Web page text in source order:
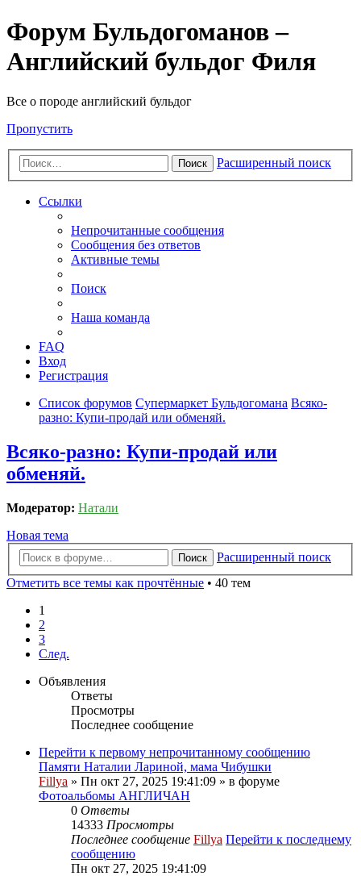
Форум Бульдогоманов –
Английский бульдог Филя
Все о породе английский бульдог
Пропустить
Поиск Расширенный поиск
Ссылки
Непрочитанные сообщения
Сообщения без ответов
Активные темы
Поиск
Наша команда
FAQ
Вход
Регистрация
Список форумов Супермаркет Бульдогомана Всяко-
разно: Купи-продай или обменяй.
Всяко-разно: Купи-продай или
обменяй.
Модератор: Натали
Новая тема
Поиск
Расширенный поиск
Отметить все темы как прочтённые • 40 тем
1
2
3
След.
Объявления
Ответы
Просмотры
Последнее сообщение
Перейти к первому непрочитанному сообщению
Памяти Наталии Лариной, мама Чибушки
Fillya » Пн окт 27, 2025 19:41:09 » в форуме
Фотоальбомы АНГЛИЧАН
0 Ответы
14333 Просмотры
Последнее сообщение Fillya Перейти к последнему
сообщению
Пн окт 27, 2025 19:41:09